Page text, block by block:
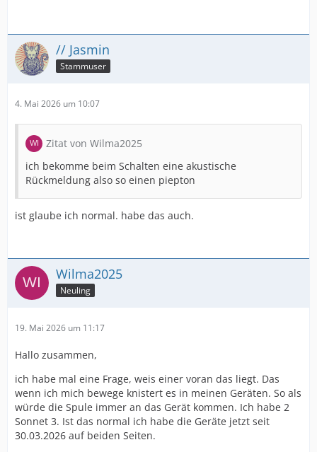
// Jasmin
Stammuser
4. Mai 2026 um 10:07
Zitat von Wilma2025
ich bekomme beim Schalten eine akustische
Rückmeldung also so einen piepton
ist glaube ich normal. habe das auch.
Wilma2025
Neuling
19. Mai 2026 um 11:17
Hallo zusammen,
ich habe mal eine Frage, weis einer voran das liegt. Das
wenn ich mich bewege knistert es in meinen Geräten. So als
würde die Spule immer an das Gerät kommen. Ich habe 2
Sonnet 3. Ist das normal ich habe die Geräte jetzt seit
30.03.2026 auf beiden Seiten.